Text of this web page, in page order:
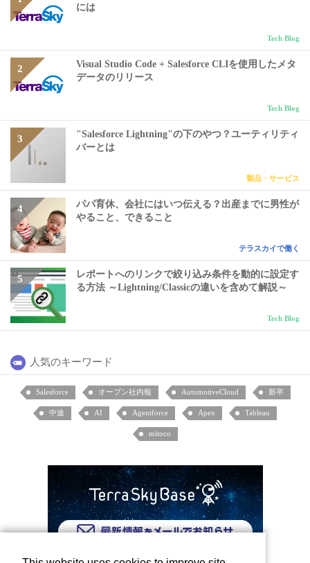
には
Tech Blog
Visual Studio Code + Salesforce CLIを使用したメタ
データのリリース
Tech Blog
"Salesforce Lightning"の下のやつ？ユーティリティ
バーとは
製品・サービス
パパ育休、会社にはいつ伝える？出産までに男性が
やること、できること
テラスカイで働く
レポートへのリンクで絞り込み条件を動的に設定す
る方法 ～Lightning/Classicの違いを含めて解説～
Tech Blog
人気のキーワード
Salesforce オープン社内報 AutomotiveCloud 新卒
中途 AI Agentforce Apex Tableau
mitoco